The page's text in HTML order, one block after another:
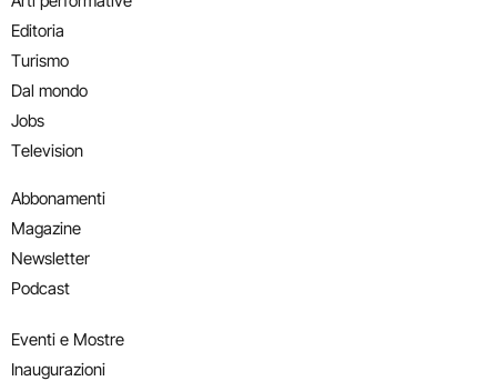
Editoria
Turismo
Dal mondo
Jobs
Television
Abbonamenti
Magazine
Newsletter
Podcast
Eventi e Mostre
Inaugurazioni